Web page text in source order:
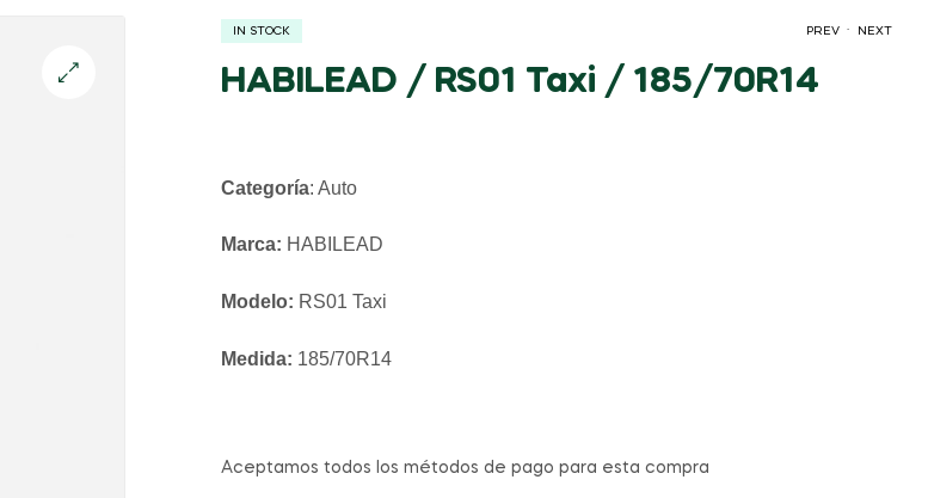
PREV NEXT
IN STOCK
HABILEAD / RS01 Taxi / 185/70R14
Categoría: Auto
Marca: HABILEAD
Modelo: RS01 Taxi
Medida: 185/70R14
Aceptamos todos los métodos de pago para esta compra